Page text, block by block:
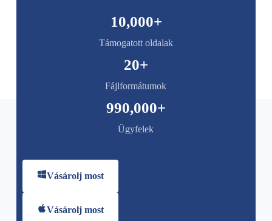
Támogatott oldalak
10,000+
Fájlformátumok
20+
Ügyfelek
990,000+
Vásárolj most
Vásárolj most